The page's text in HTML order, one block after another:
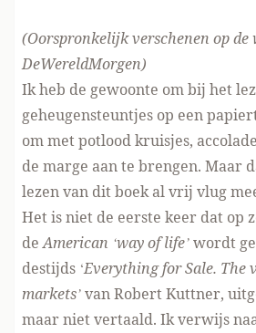
(Oorspronkelijk verschenen op de
DeWereldMorgen)
Ik heb de gewoonte om bij het
geheugensteuntjes op een
om met potlood kruisjes,
de marge aan te brengen. Maar
lezen van dit boek al vrij vlug
Het is niet de eerste keer dat op
deAmerican ‘way of life’wordt
destijds ‘Everything for Sale. The
markets’van Robert Kuttner,
maar niet vertaald. Ik verwijs